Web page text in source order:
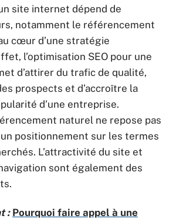
site internet dépend de
notamment le référencement
cœur d’une stratégie
l’optimisation SEO pour une
d’attirer du trafic de qualité,
prospects et d’accroître la
d’une entreprise.
naturel ne repose pas
positionnement sur les termes
L’attractivité du site et
sont également des
: Pourquoi faire appel à une